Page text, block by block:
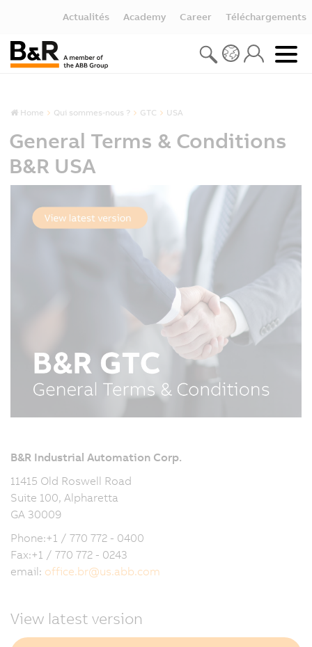
Actualités Academy Career Téléchargements
Home Qui sommes-nous ? GTC USA
General Terms & Conditions
B&R USA
B&R Industrial Automation Corp.
11415 Old Roswell Road
Suite 100, Alpharetta
GA 30009
Phone:+1 / 770 772 - 0400
Fax:+1 / 770 772 - 0243
email: office.br@us.abb.com
View latest version